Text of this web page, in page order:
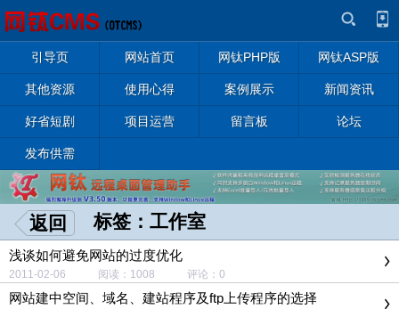
引导页 网站首页 网钛PHP版 网钛ASP版
其他资源 使用心得 案例展示 新闻资讯
好省短剧 项目运营 留言板 论坛
发布供需
返回 标签：工作室
浅谈如何避免网站的过度优化
2011-02-06 阅读：1008 评论：0
网站建中空间、域名、建站程序及ftp上传程序的选择